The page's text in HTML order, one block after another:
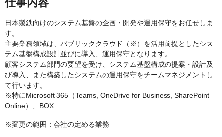
仕事内容
日本製鉄向けのシステム基盤の企画・開発や運用保守をお任せしま
す。
主要業務領域は、パブリッククラウド（※）を活用前提としたシス
テム基盤構成設計並びに導入、運用保守となります。
顧客システム部門の要望を受け、システム基盤構成の提案・設計及
び導入、また構築したシステムの運用保守をチームマネジメントし
て行います。
※特にMicrosoft 365（Teams, OneDrive for Business, SharePoint
Online）、BOX
※変更の範囲：会社の定める業務